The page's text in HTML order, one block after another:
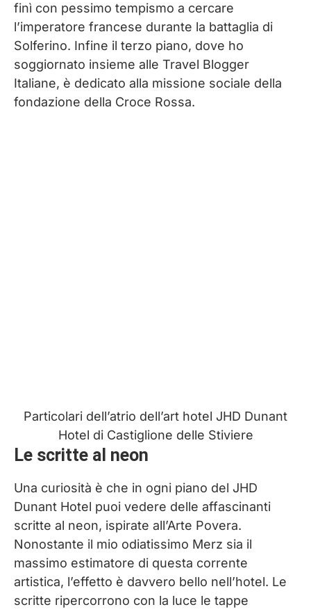
finì con pessimo tempismo a cercare
l’imperatore francese durante la battaglia di
Solferino. Infine il terzo piano, dove ho
soggiornato insieme alle Travel Blogger
Italiane, è dedicato alla missione sociale della
fondazione della Croce Rossa.
Particolari dell’atrio dell’art hotel JHD Dunant
Hotel di Castiglione delle Stiviere
Le scritte al neon
Una curiosità è che in ogni piano del JHD
Dunant Hotel puoi vedere delle affascinanti
scritte al neon, ispirate all’Arte Povera.
Nonostante il mio odiatissimo Merz sia il
massimo estimatore di questa corrente
artistica, l’effetto è davvero bello nell’hotel. Le
scritte ripercorrono con la luce le tappe